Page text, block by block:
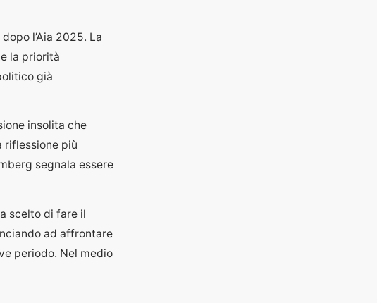
l’Aia 2025. La
la priorità
già
insolita che
riflessione più
segnala essere
scelto di fare il
ad affrontare
periodo. Nel medio